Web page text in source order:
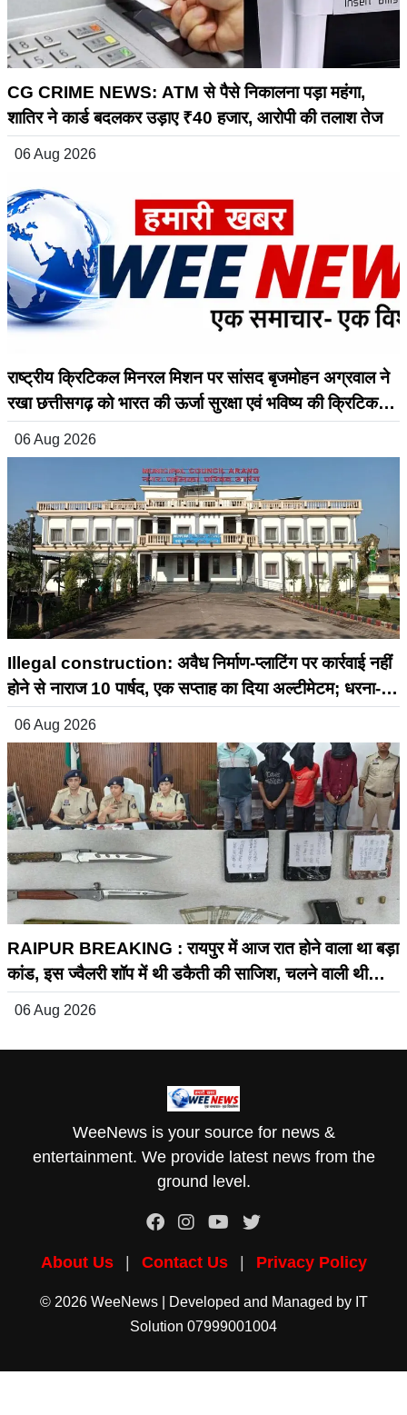
CG CRIME NEWS: ATM से पैसे निकालना पड़ा महंगा,
शातिर ने कार्ड बदलकर उड़ाए ₹40 हजार, आरोपी की तलाश तेज
06 Aug 2026
राष्ट्रीय क्रिटिकल मिनरल मिशन पर सांसद बृजमोहन अग्रवाल ने
रखा छत्तीसगढ़ को भारत की ऊर्जा सुरक्षा एवं भविष्य की क्रिटिकल
06 Aug 2026
Illegal construction: अवैध निर्माण-प्लाटिंग पर कार्रवाई नहीं
होने से नाराज 10 पार्षद, एक सप्ताह का दिया अल्टीमेटम; धरना-
06 Aug 2026
RAIPUR BREAKING : रायपुर में आज रात होने वाला था बड़ा
कांड, इस ज्वैलरी शॉप में थी डकैती की साजिश, चलने वाली थी
06 Aug 2026
WeeNews is your source for news &
entertainment. We provide latest news from the
ground level.
About Us | Contact Us | Privacy Policy
© 2026 WeeNews | Developed and Managed by IT
Solution 07999001004